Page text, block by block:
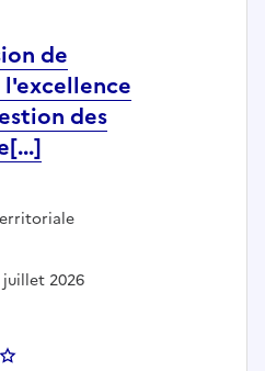
de
des
juillet 2026
: Chargée de mission de